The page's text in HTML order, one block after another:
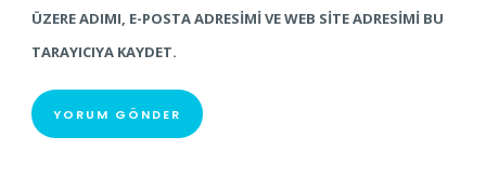
ÜZERE ADIMI, E-POSTA ADRESIMI VE WEB SITE ADRESIMI BU
TARAYICIYA KAYDET.